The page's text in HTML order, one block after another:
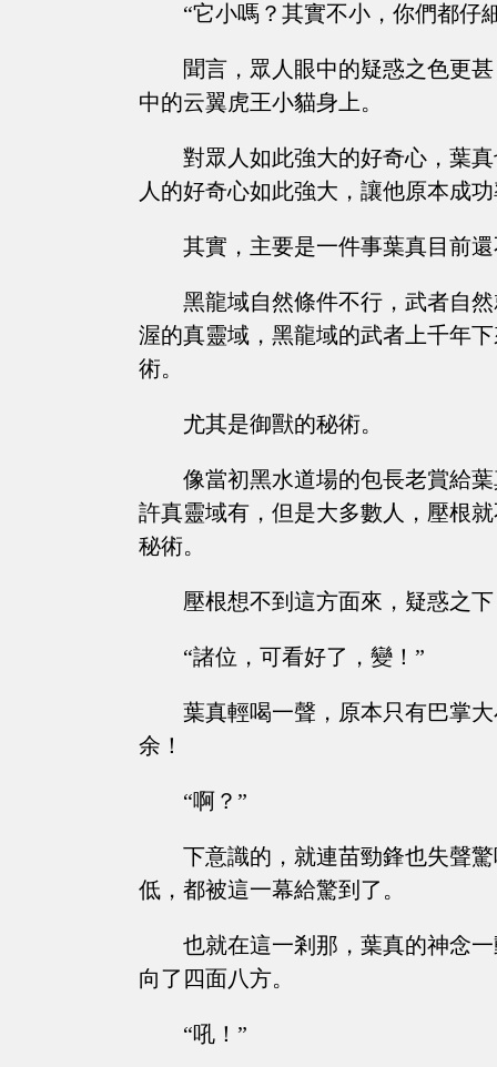
“它小嗎？其實不小，你們都仔
聞言，眾人眼中的疑惑之色更
中的云翼虎王小貓身上。
對眾人如此強大的好奇心，葉
人的好奇心如此強大，讓他原本成
其實，主要是一件事葉真目前
黑龍域自然條件不行，武者自
渥的真靈域，黑龍域的武者上千年
術。
尤其是御獸的秘術。
像當初黑水道場的包長老賞給
許真靈域有，但是大多數人，壓根
秘術。
壓根想不到這方面來，疑惑之
“諸位，可看好了，變！”
葉真輕喝一聲，原本只有巴掌
余！
“啊？”
下意識的，就連苗勁鋒也失聲
低，都被這一幕給驚到了。
也就在這一剎那，葉真的神念
向了四面八方。
“吼！”